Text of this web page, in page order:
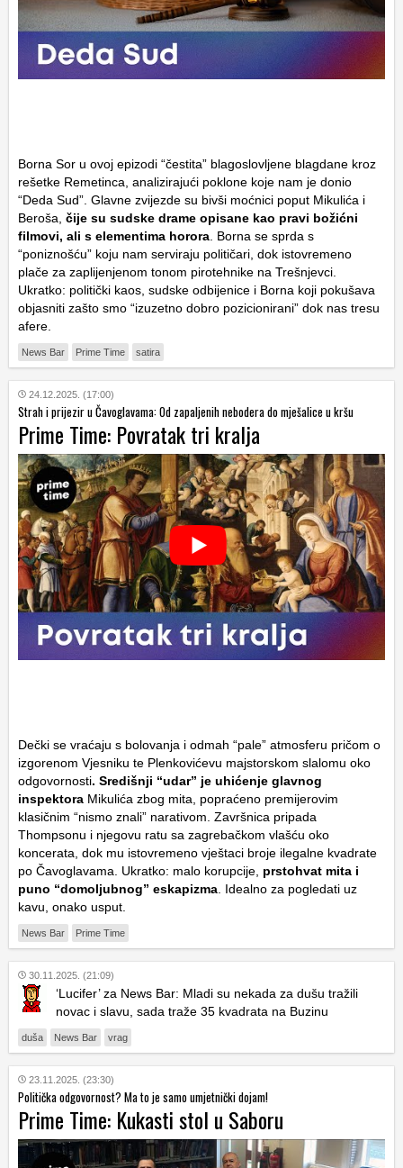
Borna Sor u ovoj epizodi “čestita” blagoslovljene blagdane kroz
rešetke Remetinca, analizirajući poklone koje nam je donio
“Deda Sud”. Glavne zvijezde su bivši moćnici poput Mikulića i
Beroša, čije su sudske drame opisane kao pravi božićni
filmovi, ali s elementima horora . Borna se sprda s
“poniznošću” koju nam serviraju političari, dok istovremeno
plače za zaplijenjenom tonom pirotehnike na Trešnjevci.
Ukratko: politički kaos, sudske odbijenice i Borna koji pokušava
objasniti zašto smo “izuzetno dobro pozicionirani” dok nas tresu
afere.
News Bar Prime Time satira
24.12.2025. (17:00)
Strah i prijezir u Čavoglavama: Od zapaljenih nebodera do mješalice u kršu
Prime Time: Povratak tri kralja
Dečki se vraćaju s bolovanja i odmah “pale” atmosferu pričom o
izgorenom Vjesniku te Plenkovićevu majstorskom slalomu oko
odgovornosti. Središnji “udar” je uhićenje glavnog
inspektora Mikulića zbog mita, popraćeno premijerovim
klasičnim “nismo znali” narativom. Završnica pripada
Thompsonu i njegovu ratu sa zagrebačkom vlašću oko
koncerata, dok mu istovremeno vještaci broje ilegalne kvadrate
po Čavoglavama. Ukratko: malo korupcije, prstohvat mita i
puno “domoljubnog” eskapizma . Idealno za pogledati uz
kavu, onako usput.
News Bar Prime Time
30.11.2025. (21:09)
‘Lucifer’ za News Bar: Mladi su nekada za dušu tražili
novac i slavu, sada traže 35 kvadrata na Buzinu
duša News Bar vrag
23.11.2025. (23:30)
Politička odgovornost? Ma to je samo umjetnički dojam!
Prime Time: Kukasti stol u Saboru